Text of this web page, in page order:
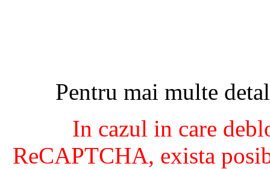
Pentru mai multe
In cazul in care
ReCAPTCHA, exista